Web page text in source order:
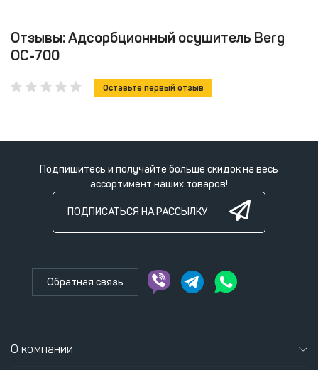
Отзывы: Адсорбционный осушитель Berg
ОС-700
Оставьте первый отзыв
Подпишитесь и получайте больше скидок на весь
ассортимент наших товаров!
ПОДПИСАТЬСЯ НА РАССЫЛКУ
Обратная связь
О компании